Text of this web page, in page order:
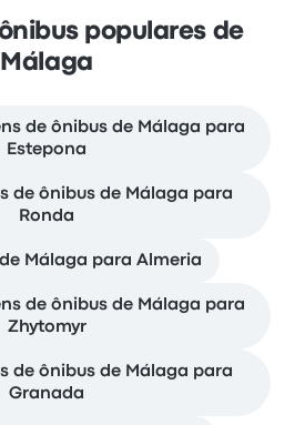
populares de
Málaga
de ônibus de Málaga para
Estepona
de ônibus de Málaga para
Ronda
Málaga para Almeria
de ônibus de Málaga para
Zhytomyr
de ônibus de Málaga para
Granada